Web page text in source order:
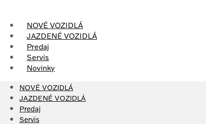
contentNOVÉ VOZIDLÁ
JAZDENÉ VOZIDLÁ
Predaj
Servis
Novinky
NOVÉ VOZIDLÁ
JAZDENÉ VOZIDLÁ
Predaj
Servis